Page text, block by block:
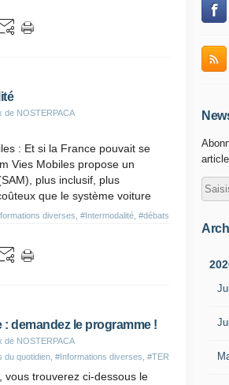
de NOSTERPACA
diverses #Intermodalité #débats
: Et si la France pouvait se
Vies Mobiles propose un
plus inclusif, plus
que le système voiture
: demandez le programme !
de NOSTERPACA
du quotidien #Informations diverses #TER
vous trouverez ci-dessous le